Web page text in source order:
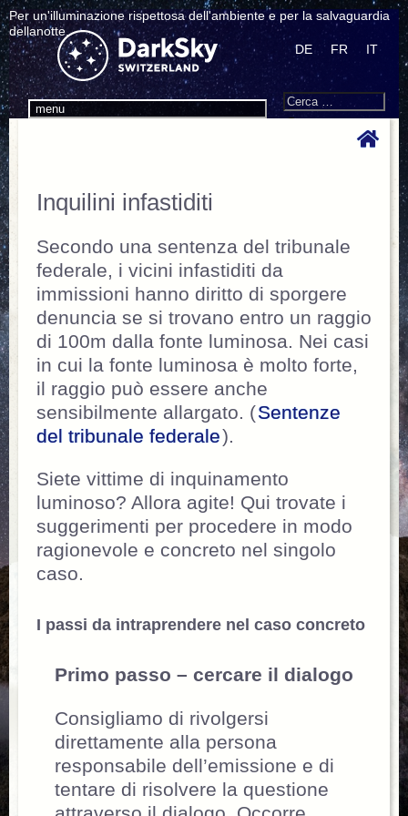
Per un'illuminazione rispettosa dell'ambiente e per la salvaguardia
dellanotte.
menu
DE FR IT
Search
Cerca:
Inquilini infastiditi
Secondo una sentenza del tribunale
federale, i vicini infastiditi da
immissioni hanno diritto di sporgere
denuncia se si trovano entro un raggio
di 100m dalla fonte luminosa. Nei casi
in cui la fonte luminosa è molto forte,
il raggio può essere anche
sensibilmente allargato. (Sentenze
del tribunale federale).
Siete vittime di inquinamento
luminoso? Allora agite! Qui trovate i
suggerimenti per procedere in modo
ragionevole e concreto nel singolo
caso.
I passi da intraprendere nel caso concreto
Primo passo – cercare il dialogo
Consigliamo di rivolgersi
direttamente alla persona
responsabile dell’emissione e di
tentare di risolvere la questione